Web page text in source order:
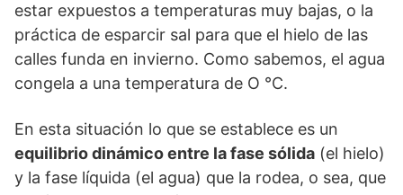
estar expuestos a temperaturas muy bajas, o la
práctica de esparcir sal para que el hielo de las
calles funda en invierno. Como sabemos, el agua
congela a una temperatura de O °C.
En esta situación lo que se establece es un
equilibrio dinámico entre la fase sólida (el hielo)
y la fase líquida (el agua) que la rodea, o sea, que